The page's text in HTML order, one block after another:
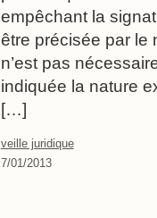
empêchant la
être précisée par le
n’est pas
indiquée la nature
[…]
veille juridique
7/01/2013